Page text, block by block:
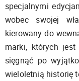
specjalnymi
wobec swojej
kierowany do
marki, których
sięgnąć po
wieloletnią historię